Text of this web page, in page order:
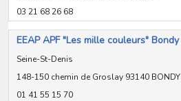
03 21 68 26 68
EEAP APF "Les mille couleurs" Bondy
Seine-St-Denis
148-150 chemin de Groslay 93140 BONDY
01 41 55 15 70